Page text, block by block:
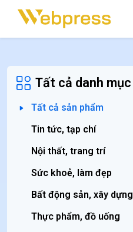
Tất cả danh mục
Tất cả sản phẩm
Tin tức, tạp chí
Nội thất, trang trí
Sức khoẻ, làm đẹp
Bất động sản, xây dựng
Thực phẩm, đồ uống